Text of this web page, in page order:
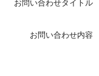
お問い合わせタイトル
お問い合わせ内容